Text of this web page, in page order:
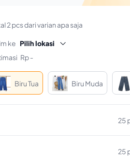
2 pcs dari varian apa saja
ke Pilih lokasi 
Rp -
Biru Tua
Biru Muda
25
25